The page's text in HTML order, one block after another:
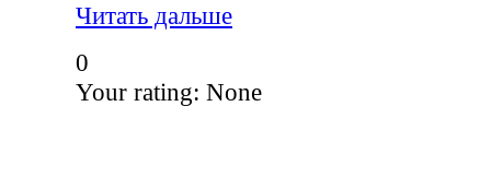
Читать дальше
0
Your rating: None